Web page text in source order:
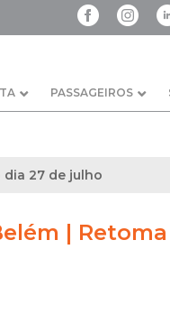
PASSAGEIROS
dia 27 de julho
|